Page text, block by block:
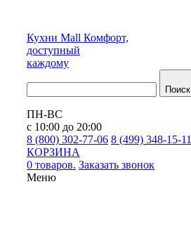
Кухни Mall Комфорт,
доступный
каждому
Поиск
ПН-ВС
с 10:00 до 20:00
8 (800) 302-77-06 8 (499) 348-15-11
КОРЗИНА
0 товаров. Заказать звонок
Меню